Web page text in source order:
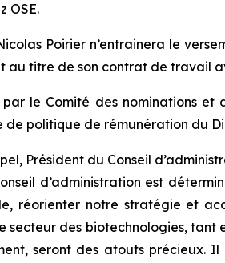
OSE.
Poirier n’entrainera le
au titre de son contrat de travail
le Comité des nominations
de politique de rémunération du
Président du Conseil
d’administration est
réorienter notre stratégie et
des biotechnologies, tant
seront des atouts précieux.